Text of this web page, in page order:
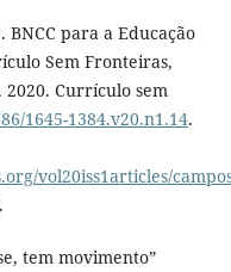
BNCC para a Educação
Sem Fronteiras,
2020. Currículo sem
1645-1384.v20.n1.14.
vol20iss1articles/
tem movimento”